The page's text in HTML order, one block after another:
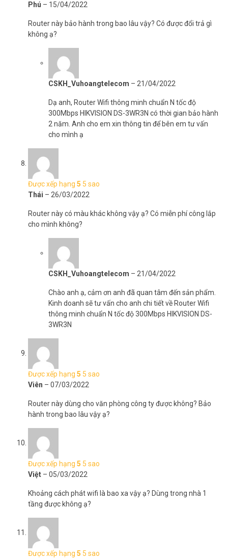
Phú – 15/04/2022
Router này bảo hành trong bao lâu vậy? Có được đổi trả gì
không ạ?
CSKH_Vuhoangtelecom – 21/04/2022
Dạ anh, Router Wifi thông minh chuẩn N tốc độ
300Mbps HIKVISION DS-3WR3N có thời gian bảo hành
2 năm. Anh cho em xin thông tin để bên em tư vấn
cho mình ạ
Được xếp hạng 5 5 sao
Thái – 26/03/2022
Router này có màu khác không vậy ạ? Có miễn phí công lắp
cho mình không?
CSKH_Vuhoangtelecom – 21/04/2022
Chào anh ạ, cảm ơn anh đã quan tâm đến sản phẩm.
Kinh doanh sẽ tư vấn cho anh chi tiết về Router Wifi
thông minh chuẩn N tốc độ 300Mbps HIKVISION DS-
3WR3N
Được xếp hạng 5 5 sao
Viên – 07/03/2022
Router này dùng cho văn phòng công ty được không? Bảo
hành trong bao lâu vậy ạ?
Được xếp hạng 5 5 sao
Việt – 05/03/2022
Khoảng cách phát wifi là bao xa vậy ạ? Dùng trong nhà 1
tầng được không ạ?
Được xếp hạng 5 5 sao